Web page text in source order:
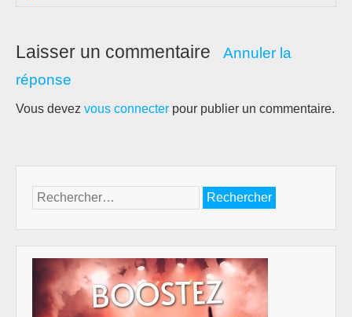
Laisser un commentaire
Annuler la
réponse
Vous devez vous connecter pour publier un commentaire.
Rechercher :